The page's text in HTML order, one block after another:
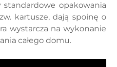
opakowania
kartusze, dają spoinę o
wystarcza na wykonanie
całego domu.